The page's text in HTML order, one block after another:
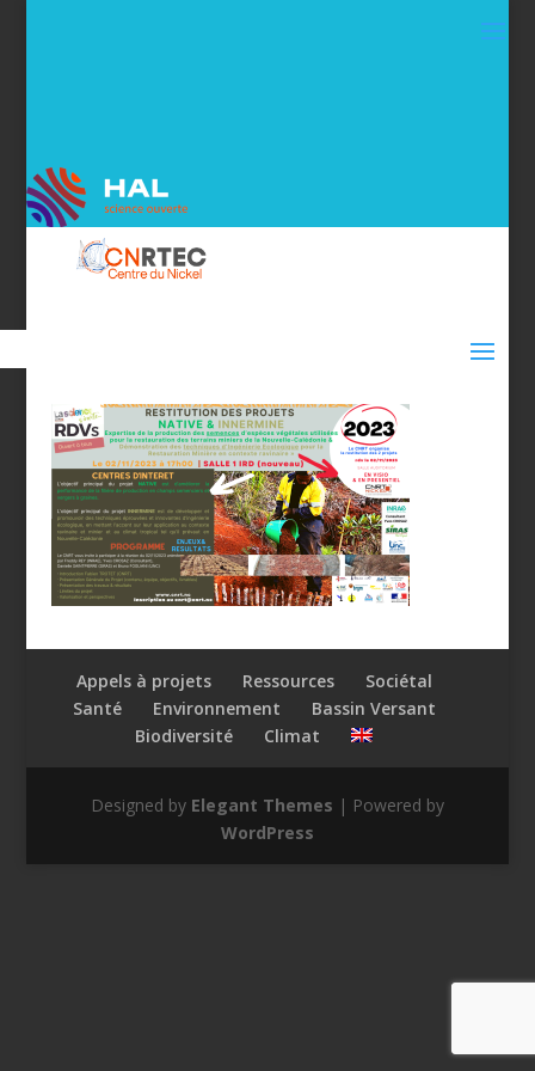
Appels à projets Ressources
Sociétal
Santé
Environnement
Bassin Versant
Biodiversité
Climat
Designed by Elegant Themes | Powered by
WordPress